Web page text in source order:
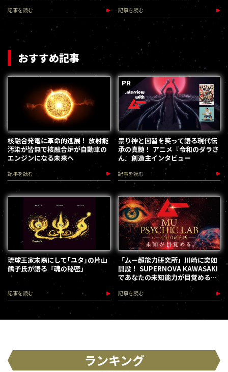
記事を読む 記事を読む
おすすめ記事
核融合発電に革命的進展！ 放射能
汚染が皆無で核融合炉が自動車の
エンジンになる未来へ
記事を読む
祟り神と因習を笑って語る現代伝
承の真髄！ アニメ『令和のダラさ
ん』創造主インタビュー
記事を読む
琉球王家末裔にして｢ユタ｣の片山
鶴子氏が語る「魂の秘密」
記事を読む
「ムー超能力研究所」川崎に突如
開設！ SUPERNOVA KAWASAKI
であなたの未知能力が目覚める
（2026.8.18-28）
記事を読む
ランキング